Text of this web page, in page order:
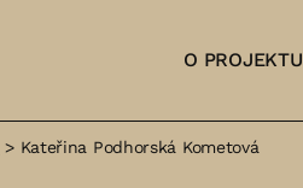
O PROJEKTU
> Kateřina Podhorská Kometová